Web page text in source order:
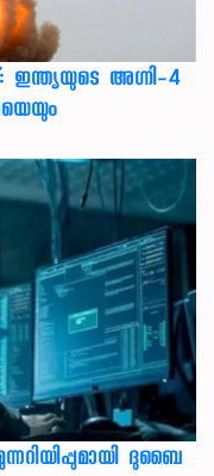
അഗ്നി-4
ദുബൈ